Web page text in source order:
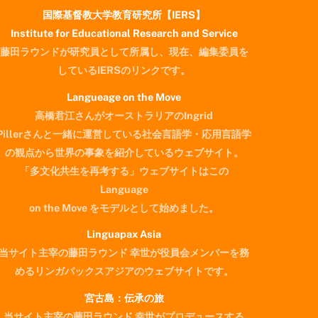
国際基督教大学教育研究所【IERS】
Institute for Educational Research and Service
藤田ラウンドが研究員として所属し、現在、編集委員を
しているIERSのリンクです。
Langueage on the Move
高橋君江さんがオーストラリアのIngrid
さんと一緒に運営している社会言語学・応用言語学
の観点から世界の事象を紹介しているウェブサイト。
「多文化共生を再考する」ウェブサイトはこの
Language
on the Move をモデルとして始めました。
Linguapax Asia
当サイト主宰の藤田ラウンド 幸世が役員会メンバーを務
めるリンガパックスアジアのウェブサイトです。
宮古島：伝承の旅